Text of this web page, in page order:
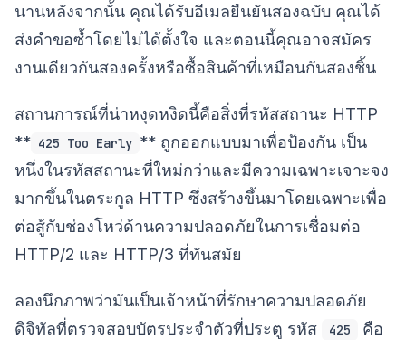
นานหลังจากนั้น คุณได้รับอีเมลยืนยันสองฉบับ คุณได้
ส่งคำขอซ้ำโดยไม่ได้ตั้งใจ และตอนนี้คุณอาจสมัคร
งานเดียวกันสองครั้งหรือซื้อสินค้าที่เหมือนกันสองชิ้น
สถานการณ์ที่น่าหงุดหงิดนี้คือสิ่งที่รหัสสถานะ HTTP
** 425 Too Early ** ถูกออกแบบมาเพื่อป้องกัน เป็น
หนึ่งในรหัสสถานะที่ใหม่กว่าและมีความเฉพาะเจาะจง
มากขึ้นในตระกูล HTTP ซึ่งสร้างขึ้นมาโดยเฉพาะเพื่อ
ต่อสู้กับช่องโหว่ด้านความปลอดภัยในการเชื่อมต่อ
HTTP/2 และ HTTP/3 ที่ทันสมัย
ลองนึกภาพว่ามันเป็นเจ้าหน้าที่รักษาความปลอดภัย
ดิจิทัลที่ตรวจสอบบัตรประจำตัวที่ประตู รหัส
425
คือ